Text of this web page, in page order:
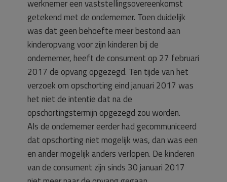
werknemer een vaststellingsovereenkomst
getekend met de ondernemer. Toen duidelijk
was dat geen behoefte meer bestond aan
kinderopvang voor zijn kinderen bij de
ondernemer, heeft de consument op 27 februari
2017 de opvang opgezegd. Ten tijde van het
verzoek om opschorting eind januari 2017 was
het niet de intentie dat na de
opschortingstermijn opgezegd zou worden.
Als de ondernemer eerder had gecommuniceerd
dat opschorting niet mogelijk was, dan was een
en ander mogelijk anders verlopen. De kinderen
van de consument zijn sinds 30 januari 2017